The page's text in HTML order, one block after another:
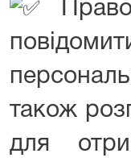
також
для